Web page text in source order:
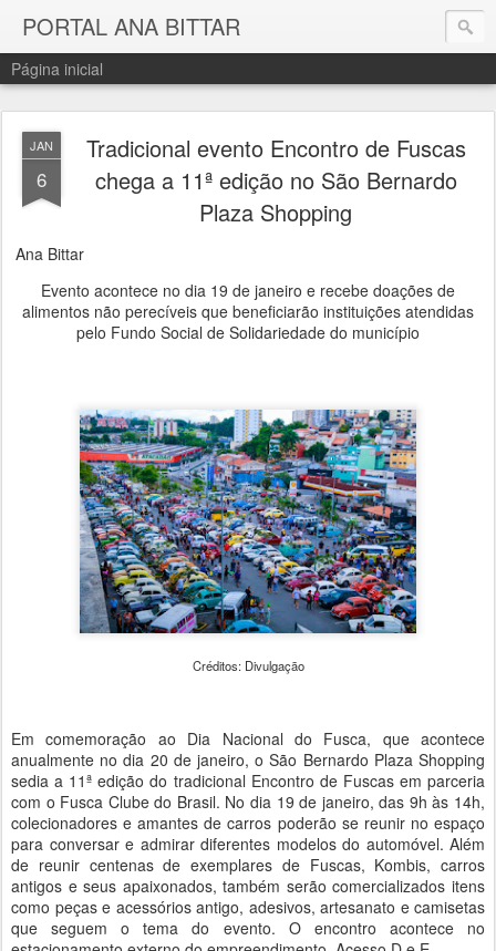
PORTAL ANA BITTAR
Página inicial
JAN
6
Tradicional evento Encontro de Fuscas
chega a 11ª edição no São Bernardo
Plaza Shopping
Ana Bittar
Evento acontece no dia 19 de janeiro e recebe doações de
alimentos não perecíveis que beneficiarão instituições atendidas
pelo Fundo Social de Solidariedade do município
Créditos: Divulgação
Em comemoração ao Dia Nacional do Fusca, que acontece
anualmente no dia 20 de janeiro, o São Bernardo Plaza Shopping
sedia a 11ª edição do tradicional Encontro de Fuscas em parceria
com o Fusca Clube do Brasil. No dia 19 de janeiro, das 9h às 14h,
colecionadores e amantes de carros poderão se reunir no espaço
para conversar e admirar diferentes modelos do automóvel. Além
de reunir centenas de exemplares de Fuscas, Kombis, carros
antigos e seus apaixonados, também serão comercializados itens
como peças e acessórios antigo, adesivos, artesanato e camisetas
que seguem o tema do evento. O encontro acontece no